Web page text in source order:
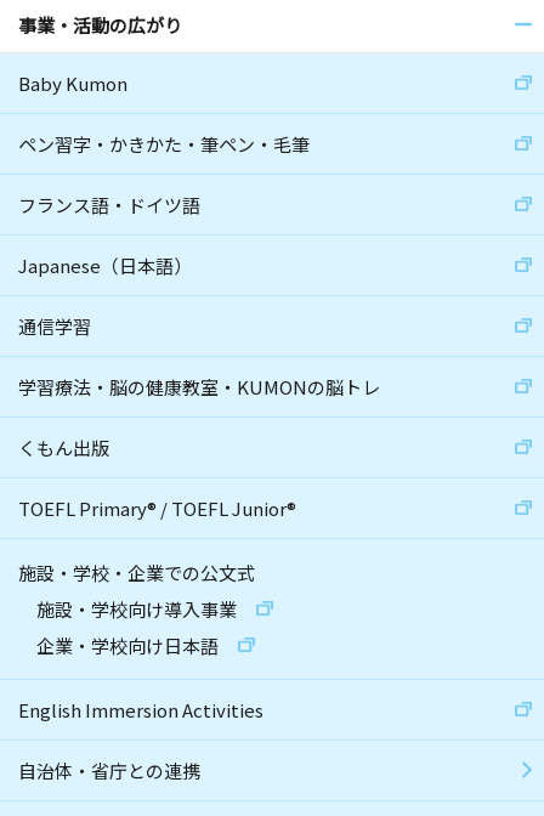
事業・活動の広がり
Baby Kumon
ペン習字・かきかた・筆ペン・毛筆
フランス語・ドイツ語
Japanese（日本語）
通信学習
学習療法・脳の健康教室・KUMONの脳トレ
くもん出版
TOEFL Primary® /TOEFL Junior®
施設・学校・企業での公文式
施設・学校向け導入事業
企業・学校向け日本語
English Immersion Activities
自治体・省庁との連携